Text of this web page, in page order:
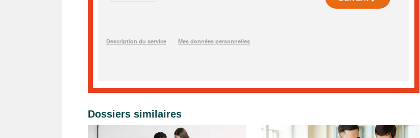
Dossiers similaires